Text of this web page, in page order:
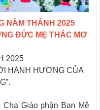
NĂM THÁNH 2025
ĐỨC MẸ THÁC MƠ
2025
HÀNH HƯƠNG CỦA
Giáo phận Ban Mê